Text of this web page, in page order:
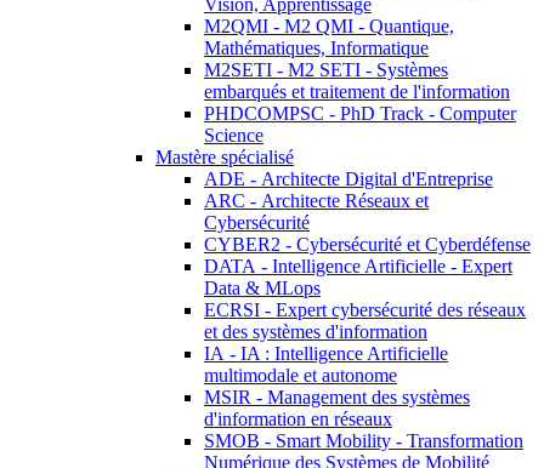
Vision, Apprentissage
M2QMI - M2 QMI - Quantique,
Mathématiques, Informatique
M2SETI - M2 SETI - Systèmes
embarqués et traitement de l'information
PHDCOMPSC - PhD Track - Computer
Science
Mastère spécialisé
ADE - Architecte Digital d'Entreprise
ARC - Architecte Réseaux et
Cybersécurité
CYBER2 - Cybersécurité et Cyberdéfense
DATA - Intelligence Artificielle - Expert
Data & MLops
ECRSI - Expert cybersécurité des réseaux
et des systèmes d'information
IA - IA : Intelligence Artificielle
multimodale et autonome
MSIR - Management des systèmes
d'information en réseaux
SMOB - Smart Mobility - Transformation
Numérique des Systèmes de Mobilité